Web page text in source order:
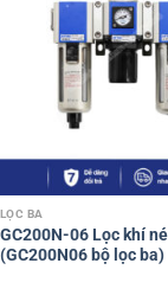
LỌC BA
GC200N-06 Lọc khí
(GC200N06 bộ lọc ba)